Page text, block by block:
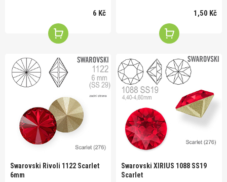
6 Kč 1,50 Kč
Swarovski Rivoli 1122 Scarlet
6mm
Swarovski XIRIUS 1088 SS19
Scarlet